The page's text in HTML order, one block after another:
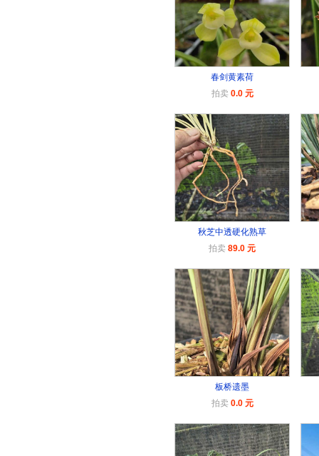
春剑黄素荷
拍卖 0.0 元
秋芝中透硬化熟草
拍卖 89.0 元
板桥遗墨
拍卖 0.0 元